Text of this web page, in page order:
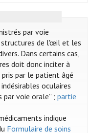
par voie
de l'œil et les
Dans certains cas,
doit donc inciter à
par le patient âgé
oculaires
par voie orale” ;partie
indique
Formulaire de soins